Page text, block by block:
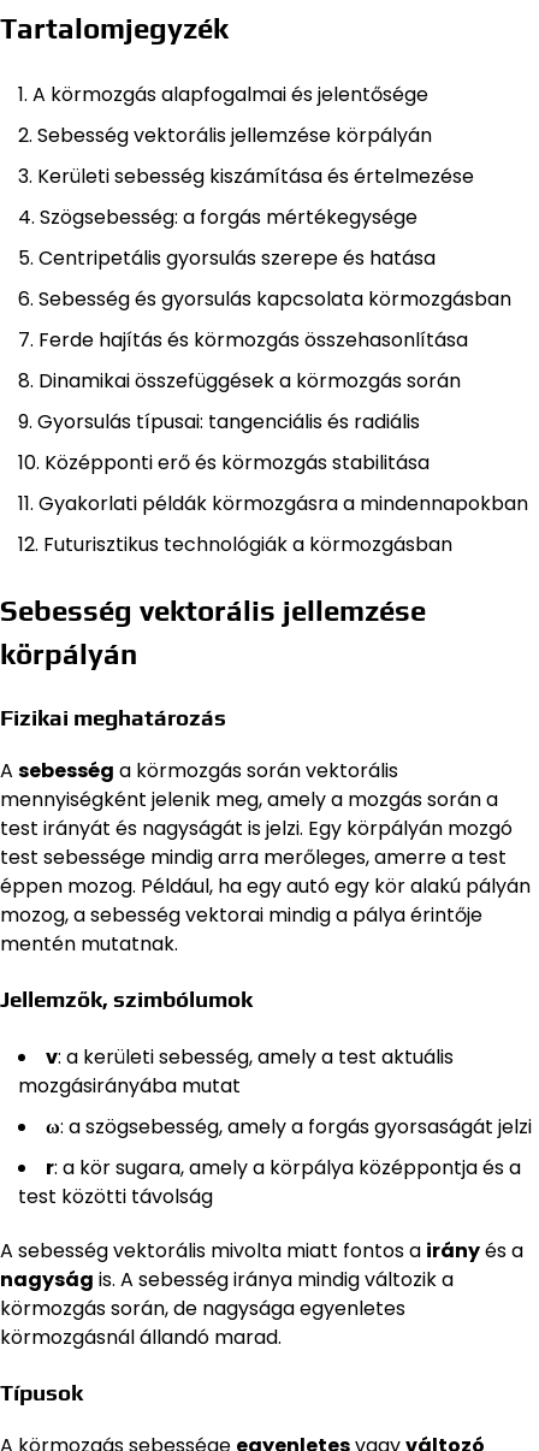
Tartalomjegyzék
A körmozgás alapfogalmai és jelentősége
Sebesség vektorális jellemzése körpályán
Kerületi sebesség kiszámítása és értelmezése
Szögsebesség: a forgás mértékegysége
Centripetális gyorsulás szerepe és hatása
Sebesség és gyorsulás kapcsolata körmozgásban
Ferde hajítás és körmozgás összehasonlítása
Dinamikai összefüggések a körmozgás során
Gyorsulás típusai: tangenciális és radiális
Középponti erő és körmozgás stabilitása
Gyakorlati példák körmozgásra a mindennapokban
Futurisztikus technológiák a körmozgásban
Sebesség vektorális jellemzése
körpályán
Fizikai meghatározás
A sebesség a körmozgás során vektorális
mennyiségként jelenik meg, amely a mozgás során a
test irányát és nagyságát is jelzi. Egy körpályán mozgó
test sebessége mindig arra merőleges, amerre a test
éppen mozog. Például, ha egy autó egy kör alakú pályán
mozog, a sebesség vektorai mindig a pálya érintője
mentén mutatnak.
Jellemzők, szimbólumok
v: a kerületi sebesség, amely a test aktuális
mozgásirányába mutat
ω: a szögsebesség, amely a forgás gyorsaságát jelzi
r: a kör sugara, amely a körpálya középpontja és a
test közötti távolság
A sebesség vektorális mivolta miatt fontos a irányés a
nagyság is. A sebesség iránya mindig változik a
körmozgás során, de nagysága egyenletes
körmozgásnál állandó marad.
Típusok
A körmozgás sebessége egyenletesvagyváltozó